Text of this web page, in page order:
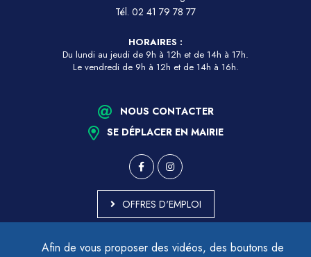
Afin de vous proposer des vidéos, des boutons de
Tél. 02 41 79 78 77
HORAIRES :
Du lundi au jeudi de 9h à 12h et de 14h à 17h.
Le vendredi de 9h à 12h et de 14h à 16h.
NOUS CONTACTER
SE DÉPLACER EN MAIRIE
OFFRES D'EMPLOI
ACCESSIBILITÉ - PARTIELLEMENT CONFORME